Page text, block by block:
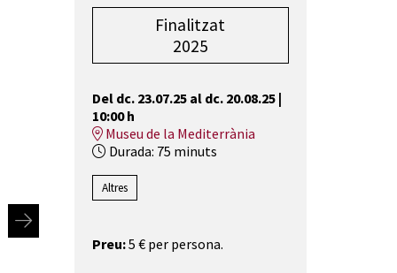
Finalitzat
2025
Del dc. 23.07.25al dc. 20.08.25|
10:00 h
Museu de la Mediterrània
Durada: 75 minuts
Altres
Preu:5 € per persona.